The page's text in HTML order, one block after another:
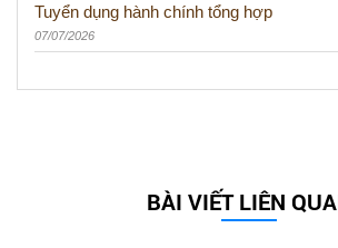
Tuyển dụng hành chính tổng hợp
07/07/2026
BÀI VIẾT LIÊN